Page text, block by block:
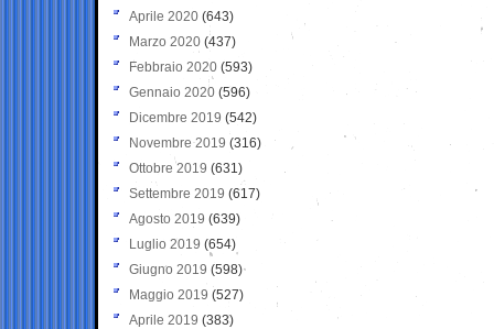
Aprile 2020 (643)
Marzo 2020 (437)
Febbraio 2020 (593)
Gennaio 2020 (596)
Dicembre 2019 (542)
Novembre 2019 (316)
Ottobre 2019 (631)
Settembre 2019 (617)
Agosto 2019 (639)
Luglio 2019 (654)
Giugno 2019 (598)
Maggio 2019 (527)
Aprile 2019 (383)